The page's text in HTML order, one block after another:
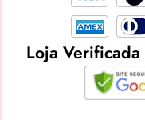
Loja Verificada